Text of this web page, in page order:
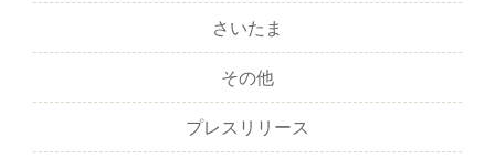
さいたま
その他
プレスリリース